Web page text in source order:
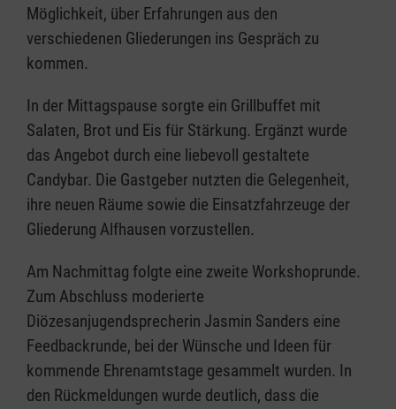
Möglichkeit, über Erfahrungen aus den
verschiedenen Gliederungen ins Gespräch zu
kommen.
In der Mittagspause sorgte ein Grillbuffet mit
Salaten, Brot und Eis für Stärkung. Ergänzt wurde
das Angebot durch eine liebevoll gestaltete
Candybar. Die Gastgeber nutzten die Gelegenheit,
ihre neuen Räume sowie die Einsatzfahrzeuge der
Gliederung Alfhausen vorzustellen.
Am Nachmittag folgte eine zweite Workshoprunde.
Zum Abschluss moderierte
Diözesanjugendsprecherin Jasmin Sanders eine
Feedbackrunde, bei der Wünsche und Ideen für
kommende Ehrenamtstage gesammelt wurden. In
den Rückmeldungen wurde deutlich, dass die